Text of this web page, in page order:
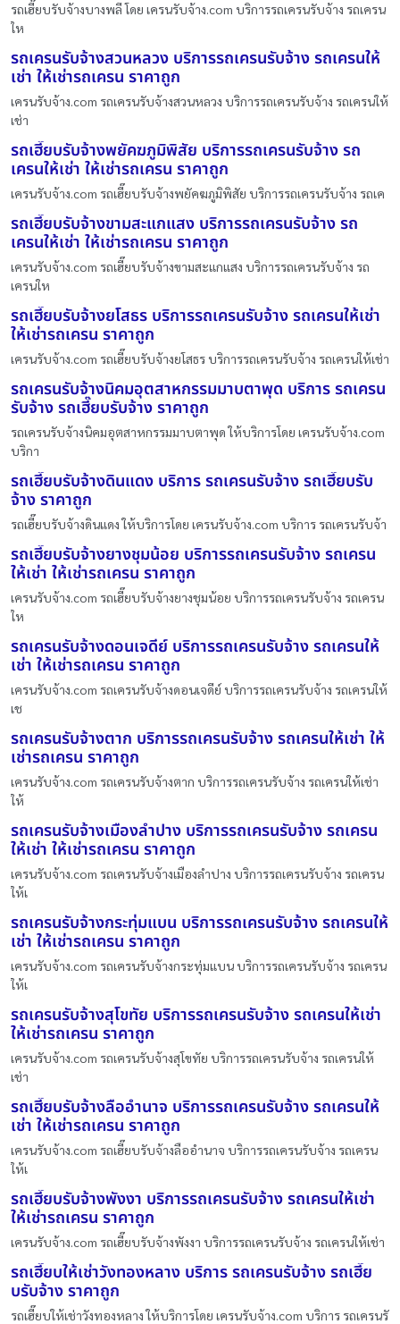
รถเฮี๊ยบรับจ้างบางพลี โดย เครนรับจ้าง.com บริการรถเครนรับจ้าง รถเครน
ให
รถเครนรับจ้างสวนหลวง บริการรถเครนรับจ้าง รถเครนให้
เช่า ให้เช่ารถเครน ราคาถูก
เครนรับจ้าง.com รถเครนรับจ้างสวนหลวง บริการรถเครนรับจ้าง รถเครนให้
เช่า
รถเฮี๊ยบรับจ้างพยัคฆภูมิพิสัย บริการรถเครนรับจ้าง รถ
เครนให้เช่า ให้เช่ารถเครน ราคาถูก
เครนรับจ้าง.com รถเฮี๊ยบรับจ้างพยัคฆภูมิพิสัย บริการรถเครนรับจ้าง รถเค
รถเฮี๊ยบรับจ้างขามสะแกแสง บริการรถเครนรับจ้าง รถ
เครนให้เช่า ให้เช่ารถเครน ราคาถูก
เครนรับจ้าง.com รถเฮี๊ยบรับจ้างขามสะแกแสง บริการรถเครนรับจ้าง รถ
เครนให
รถเฮี๊ยบรับจ้างยโสธร บริการรถเครนรับจ้าง รถเครนให้เช่า
ให้เช่ารถเครน ราคาถูก
เครนรับจ้าง.com รถเฮี๊ยบรับจ้างยโสธร บริการรถเครนรับจ้าง รถเครนให้เช่า
รถเครนรับจ้างนิคมอุตสาหกรรมมาบตาพุด บริการ รถเครน
รับจ้าง รถเฮี๊ยบรับจ้าง ราคาถูก
รถเครนรับจ้างนิคมอุตสาหกรรมมาบตาพุด ให้บริการโดย เครนรับจ้าง.com
บริกา
รถเฮี๊ยบรับจ้างดินแดง บริการ รถเครนรับจ้าง รถเฮี๊ยบรับ
จ้าง ราคาถูก
รถเฮี๊ยบรับจ้างดินแดง ให้บริการโดย เครนรับจ้าง.com บริการ รถเครนรับจ้า
รถเฮี๊ยบรับจ้างยางชุมน้อย บริการรถเครนรับจ้าง รถเครน
ให้เช่า ให้เช่ารถเครน ราคาถูก
เครนรับจ้าง.com รถเฮี๊ยบรับจ้างยางชุมน้อย บริการรถเครนรับจ้าง รถเครน
ให
รถเครนรับจ้างดอนเจดีย์ บริการรถเครนรับจ้าง รถเครนให้
เช่า ให้เช่ารถเครน ราคาถูก
เครนรับจ้าง.com รถเครนรับจ้างดอนเจดีย์ บริการรถเครนรับจ้าง รถเครนให้
เช
รถเครนรับจ้างตาก บริการรถเครนรับจ้าง รถเครนให้เช่า ให้
เช่ารถเครน ราคาถูก
เครนรับจ้าง.com รถเครนรับจ้างตาก บริการรถเครนรับจ้าง รถเครนให้เช่า
ให้
รถเครนรับจ้างเมืองลำปาง บริการรถเครนรับจ้าง รถเครน
ให้เช่า ให้เช่ารถเครน ราคาถูก
เครนรับจ้าง.com รถเครนรับจ้างเมืองลำปาง บริการรถเครนรับจ้าง รถเครน
ให้เ
รถเครนรับจ้างกระทุ่มแบน บริการรถเครนรับจ้าง รถเครนให้
เช่า ให้เช่ารถเครน ราคาถูก
เครนรับจ้าง.com รถเครนรับจ้างกระทุ่มแบน บริการรถเครนรับจ้าง รถเครน
ให้เ
รถเครนรับจ้างสุโขทัย บริการรถเครนรับจ้าง รถเครนให้เช่า
ให้เช่ารถเครน ราคาถูก
เครนรับจ้าง.com รถเครนรับจ้างสุโขทัย บริการรถเครนรับจ้าง รถเครนให้
เช่า
รถเฮี๊ยบรับจ้างลืออำนาจ บริการรถเครนรับจ้าง รถเครนให้
เช่า ให้เช่ารถเครน ราคาถูก
เครนรับจ้าง.com รถเฮี๊ยบรับจ้างลืออำนาจ บริการรถเครนรับจ้าง รถเครน
ให้เ
รถเฮี๊ยบรับจ้างพังงา บริการรถเครนรับจ้าง รถเครนให้เช่า
ให้เช่ารถเครน ราคาถูก
เครนรับจ้าง.com รถเฮี๊ยบรับจ้างพังงา บริการรถเครนรับจ้าง รถเครนให้เช่า
รถเฮี๊ยบให้เช่าวังทองหลาง บริการ รถเครนรับจ้าง รถเฮี๊ย
บรับจ้าง ราคาถูก
รถเฮี๊ยบให้เช่าวังทองหลาง ให้บริการโดย เครนรับจ้าง.com บริการ รถเครนรั